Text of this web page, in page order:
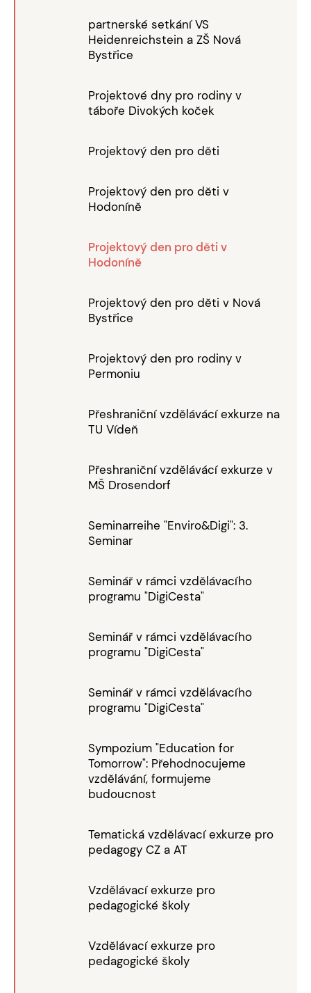
partnerské setkání VS
Heidenreichstein a ZŠ Nová
Bystřice
Projektové dny pro rodiny v
táboře Divokých koček
Projektový den pro děti
Projektový den pro děti v
Hodoníně
Projektový den pro děti v
Hodoníně
Projektový den pro děti v Nová
Bystřice
Projektový den pro rodiny v
Permoniu
Přeshraniční vzdělávácí exkurze na
TU Vídeň
Přeshraniční vzdělávácí exkurze v
MŠ Drosendorf
Seminarreihe "Enviro&Digi": 3.
Seminar
Seminář v rámci vzdělávacího
programu "DigiCesta"
Seminář v rámci vzdělávacího
programu "DigiCesta"
Seminář v rámci vzdělávacího
programu "DigiCesta"
Sympozium "Education for
Tomorrow": Přehodnocujeme
vzdělávání, formujeme
budoucnost
Tematická vzdělávací exkurze pro
pedagogy CZ a AT
Vzdělávací exkurze pro
pedagogické školy
Vzdělávací exkurze pro
pedagogické školy